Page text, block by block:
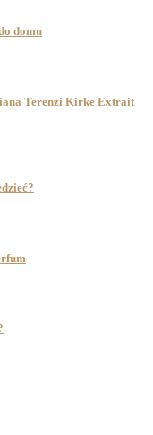
domu
Terenzi Kirke Extrait